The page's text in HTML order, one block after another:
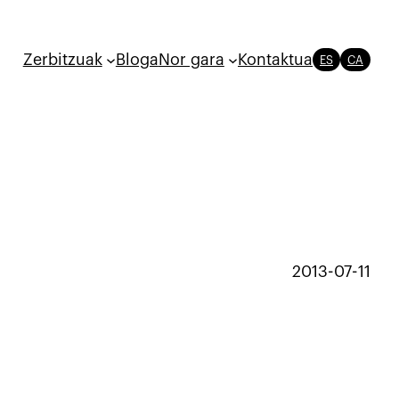
Zerbitzuak Bloga Nor gara Kontaktua ES CA
2013-07-11